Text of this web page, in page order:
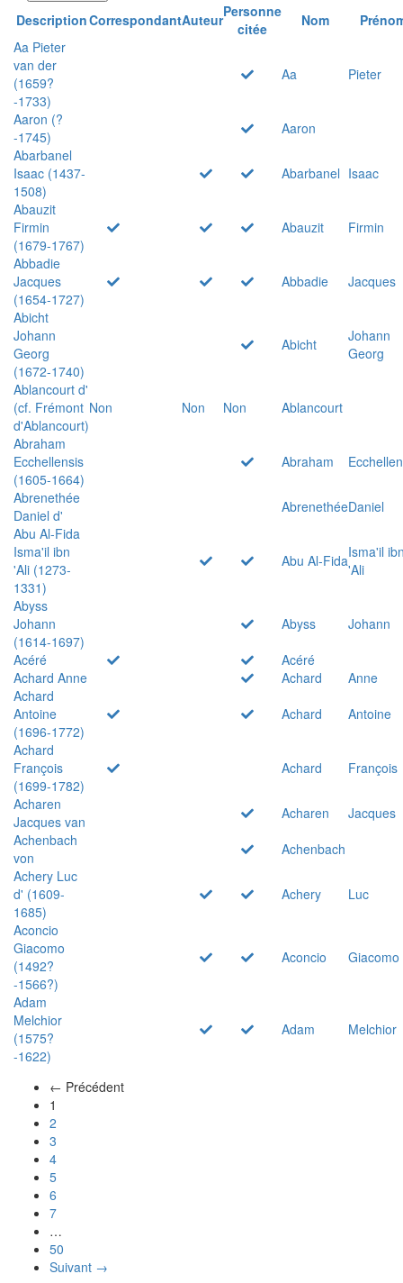
DescriptionCorrespondantAuteurPersonne
citée
Nom
Aa Pieter
van der
(1659?
-1733)
Aa Pieter
Aaron (?
-1745)
Aaron
Abarbanel
Isaac (1437-
1508)
Abarbanel Isaac
Abauzit
Firmin
(1679-1767)
Abauzit
Firmin
Abbadie
Jacques
(1654-1727)
Abbadie
Jacques
Abicht
Johann
Georg
(1672-1740)
Abicht
Johann
Georg
Ablancourt d'
(cf. Frémont
d'Ablancourt)
Non Non Non
Ablancourt
Abraham
Ecchellensis
(1605-1664)
Abraham
Abrenethée
Daniel d'
AbrenethéeDaniel
Abu Al-Fida
Isma'il ibn
'Ali (1273-
1331)
Abu Al-FidaIsma'il
'Ali
Abyss
Johann
(1614-1697)
Abyss
Johann
Acéré
Acéré
Achard Anne
Achard
Anne
Achard
Antoine
(1696-1772)
Achard
Antoine
Achard
François
(1699-1782)
Achard
François
Acharen
Jacques van
Acharen
Jacques
Achenbach
von
Achenbach
Achery Luc
d' (1609-
1685)
Achery
Luc
Aconcio
Giacomo
(1492?
-1566?)
Aconcio Giacomo
Adam
Melchior
(1575?
-1622)
Adam Melchior
← Précédent
1
2
3
4
5
6
7
…
50
Suivant →